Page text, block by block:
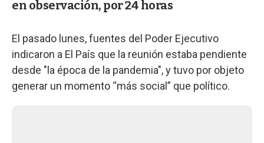
en observación, por 24 horas
El pasado lunes, fuentes del Poder Ejecutivo
indicaron a El País que la reunión estaba pendiente
desde "la época de la pandemia", y tuvo por objeto
generar un momento “más social” que político.